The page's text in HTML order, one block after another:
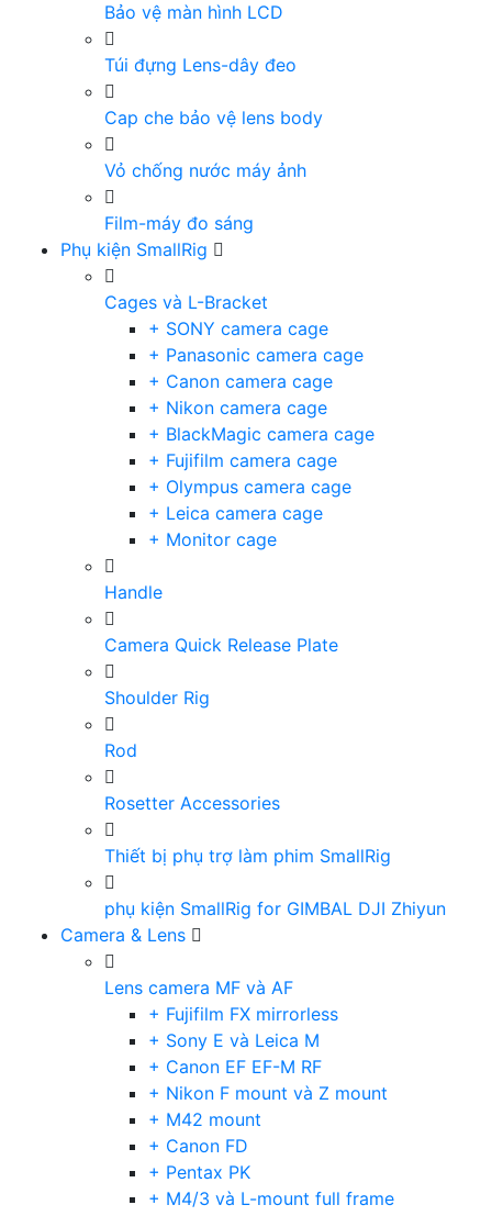
Bảo vệ màn hình LCD
Túi đựng Lens-dây đeo
Cap che bảo vệ lens body
Vỏ chống nước máy ảnh
Film-máy đo sáng
Phụ kiện SmallRig
Cages và L-Bracket
+ SONY camera cage
+ Panasonic camera cage
+ Canon camera cage
+ Nikon camera cage
+ BlackMagic camera cage
+ Fujifilm camera cage
+ Olympus camera cage
+ Leica camera cage
+ Monitor cage
Handle
Camera Quick Release Plate
Shoulder Rig
Rod
Rosetter Accessories
Thiết bị phụ trợ làm phim SmallRig
phụ kiện SmallRig for GIMBAL DJI Zhiyun
Camera & Lens
Lens camera MF và AF
+ Fujifilm FX mirrorless
+ Sony E và Leica M
+ Canon EF EF-M RF
+ Nikon F mount và Z mount
+ M42 mount
+ Canon FD
+ Pentax PK
+ M4/3 và L-mount full frame